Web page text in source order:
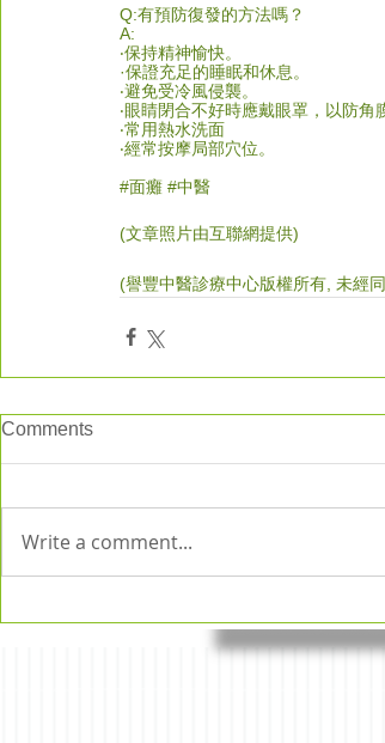
Q:有預防復發的方法嗎？
A:
‧保持精神愉快。
·保證充足的睡眠和休息。
‧避免受冷風侵襲。
‧眼睛閉合不好時應戴眼罩，以防角
‧常用熱水洗面
‧經常按摩局部穴位。
#面癱 #中醫
(文章照片由互聯網提供)
(譽豐中醫診療中心版權所有, 未經
Comments
Write a comment...